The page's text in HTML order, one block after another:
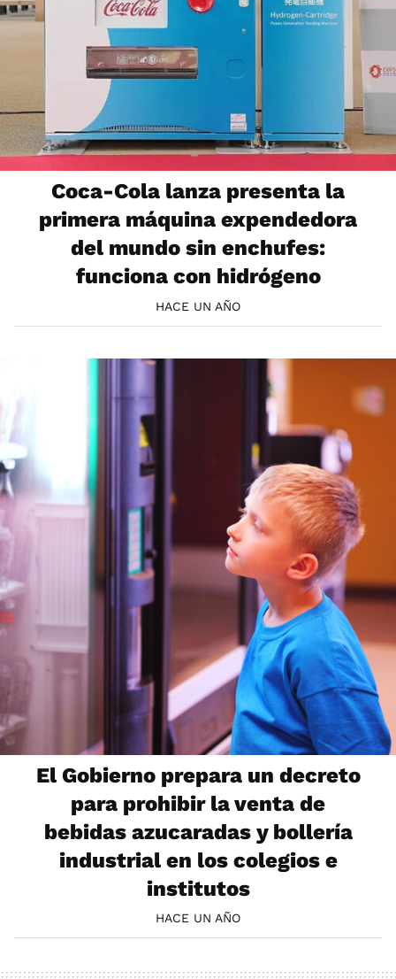
Coca-Cola lanza presenta la
primera máquina expendedora
del mundo sin enchufes:
funciona con hidrógeno
HACE UN AÑO
El Gobierno prepara un decreto
para prohibir la venta de
bebidas azucaradas y bollería
industrial en los colegios e
institutos
HACE UN AÑO